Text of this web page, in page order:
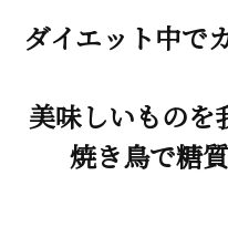
ダイエット中で
美味しいものを
焼き鳥で糖